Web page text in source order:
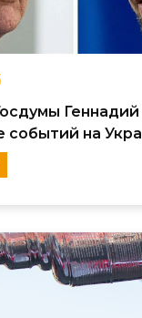
событий на